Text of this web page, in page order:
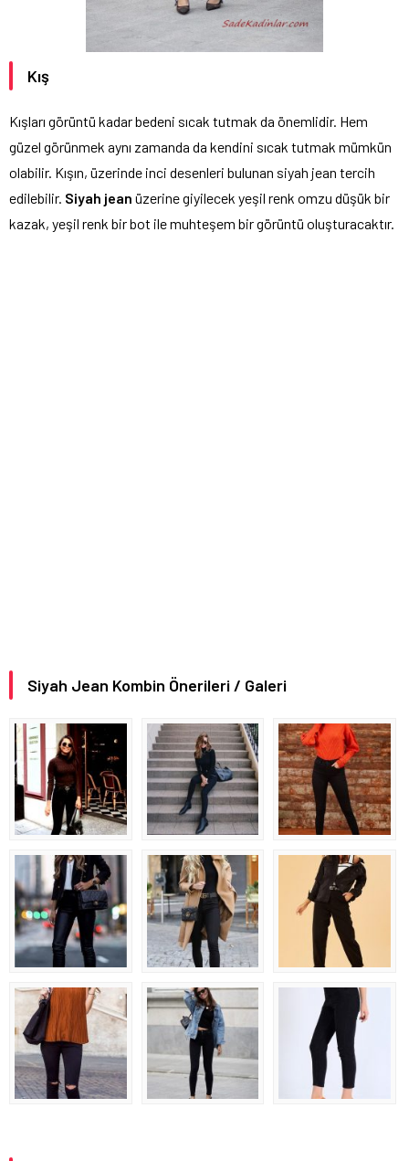
Kış
Kışları görüntü kadar bedeni sıcak tutmak da önemlidir. Hem
güzel görünmek aynı zamanda da kendini sıcak tutmak mümkün
olabilir. Kışın, üzerinde inci desenleri bulunan siyah jean tercih
edilebilir. Siyah jean üzerine giyilecek yeşil renk omzu düşük bir
kazak, yeşil renk bir bot ile muhteşem bir görüntü oluşturacaktır.
Siyah Jean Kombin Önerileri / Galeri